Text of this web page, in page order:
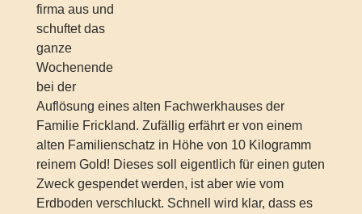
firma aus und
schuftet das
ganze
Wochenende
bei der
Auflösung eines alten Fachwerkhauses der
Familie Frickland. Zufällig erfährt er von einem
alten Familienschatz in Höhe von 10 Kilogramm
reinem Gold! Dieses soll eigentlich für einen guten
Zweck gespendet werden, ist aber wie vom
Erdboden verschluckt. Schnell wird klar, dass es